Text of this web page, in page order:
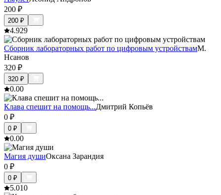
200 ₽
200 ₽
4.929
Сборник лабораторных работ по цифровым устройствамМ.
Нсанов
320 ₽
320 ₽
0.00
Клава спешит на помощь...Дмитрий Копьёв
0 ₽
0 ₽
0.00
Магия душиОксана Зарандия
0 ₽
0 ₽
5.010